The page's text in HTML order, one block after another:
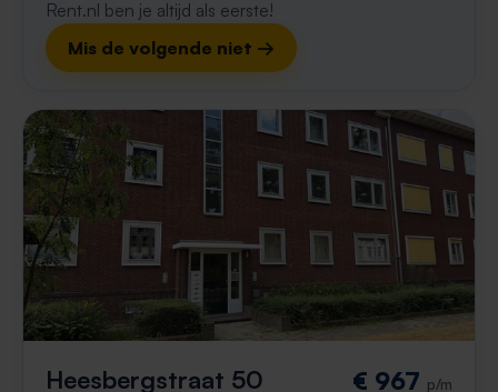
Rent.nl ben je altijd als eerste!
Mis de volgende niet →
Heesbergstraat 50 € 967 p/m